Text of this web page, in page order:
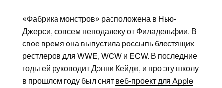
«Фабрика монстров» расположена в Нью-
Джерси, совсем неподалеку от Филадельфии. В
свое время она выпустила россыпь блестящих
рестлеров для WWE, WCW и ECW. В последние
годы ей руководит Дэнни Кейдж, и про эту школу
в прошлом году был снят веб-проект для Apple